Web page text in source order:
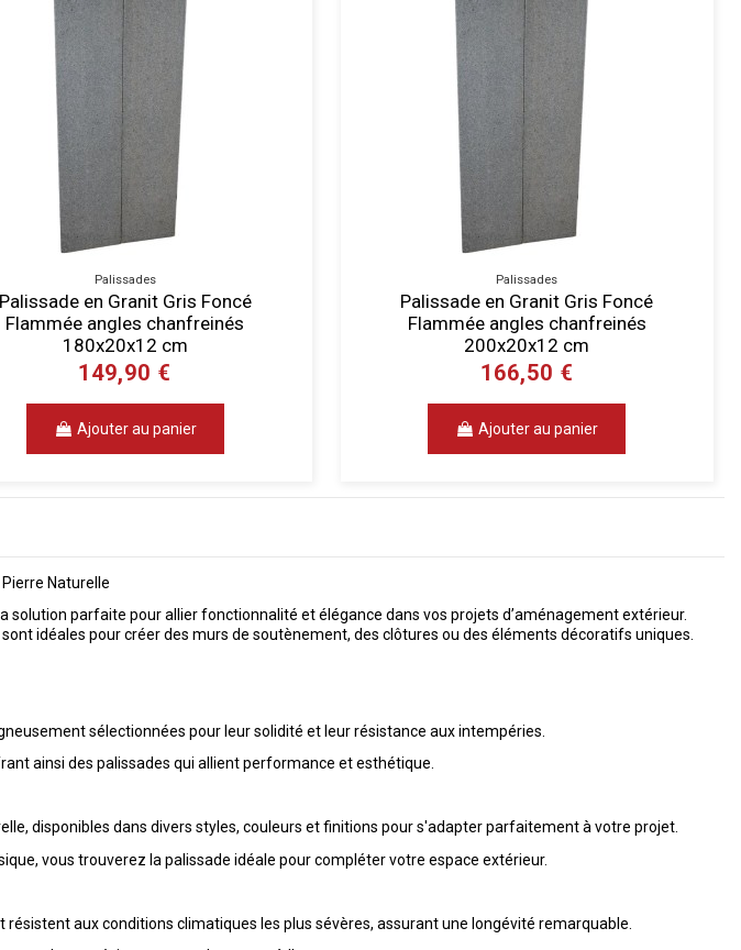
Palissades
Palissade en Granit Gris Foncé
Flammée angles chanfreinés
180x20x12 cm
149,90 €
Ajouter au panier
Palissades
Palissade en Granit Gris Foncé
Flammée angles chanfreinés
200x20x12 cm
166,50 €
Ajouter au panier
Naturelle
solution parfaite pour allier fonctionnalité et élégance dans vos projets d’aménagement extérieur.
idéales pour créer des murs de soutènement, des clôtures ou des éléments décoratifs uniques.
sélectionnées pour leur solidité et leur résistance aux intempéries.
ainsi des palissades qui allient performance et esthétique.
disponibles dans divers styles, couleurs et finitions pour s'adapter parfaitement à votre projet.
vous trouverez la palissade idéale pour compléter votre espace extérieur.
aux conditions climatiques les plus sévères, assurant une longévité remarquable.